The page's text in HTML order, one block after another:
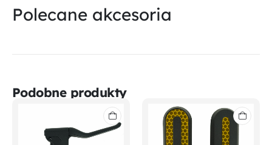
Polecane akcesoria
Podobne produkty